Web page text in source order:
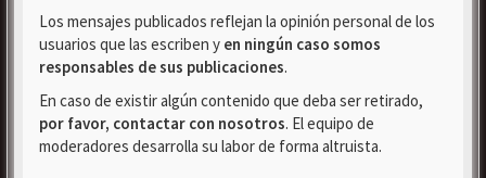
Los mensajes publicados reflejan la opinión personal de los
usuarios que las escriben y en ningún caso somos
responsables de sus publicaciones.
En caso de existir algún contenido que deba ser retirado,
por favor, contactar con nosotros. El equipo de
moderadores desarrolla su labor de forma altruista.